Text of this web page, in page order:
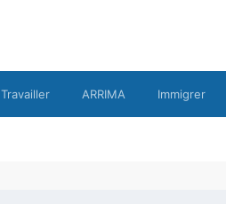
Travailler ARRIMA Immigrer